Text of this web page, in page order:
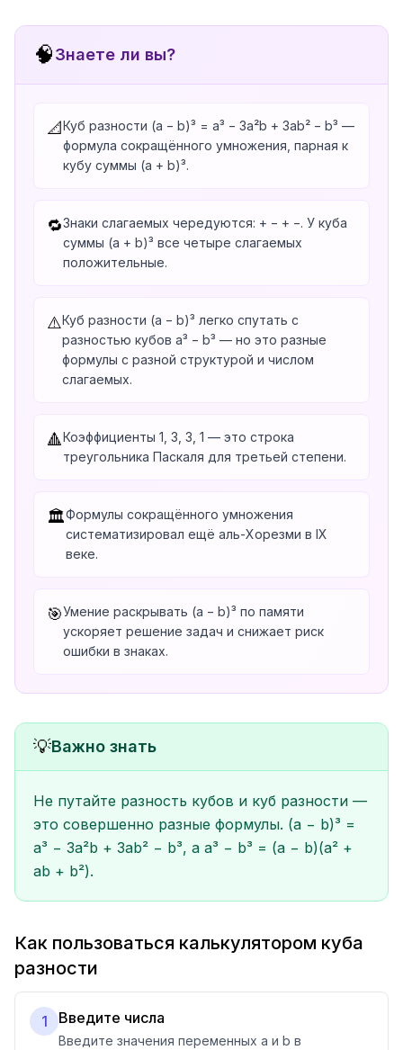
🧠Знаете ли вы?
📐Куб разности (a − b)³ = a³ − 3a²b + 3ab² − b³ —
формула сокращённого умножения, парная к
кубу суммы (a + b)³.
🔁Знаки слагаемых чередуются: + − + −. У куба
суммы (a + b)³ все четыре слагаемых
положительные.
⚠️Куб разности (a − b)³ легко спутать с
разностью кубов a³ − b³ — но это разные
формулы с разной структурой и числом
слагаемых.
🔺Коэффициенты 1, 3, 3, 1 — это строка
треугольника Паскаля для третьей степени.
🏛️Формулы сокращённого умножения
систематизировал ещё аль-Хорезми в IX
веке.
🎯Умение раскрывать (a − b)³ по памяти
ускоряет решение задач и снижает риск
ошибки в знаках.
💡Важно знать
Не путайте разность кубов и куб разности —
это совершенно разные формулы. (a − b)³ =
a³ − 3a²b + 3ab² − b³, а a³ − b³ = (a − b)(a² +
ab + b²).
Как пользоваться калькулятором куба
разности
1 Введите числа
Введите значения переменных a и b в